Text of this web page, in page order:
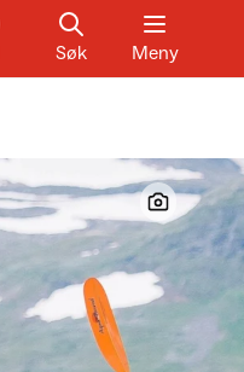
Søk Meny